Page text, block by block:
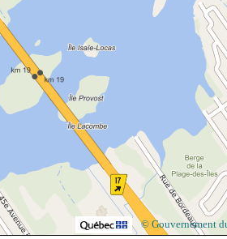
© Gouvernement